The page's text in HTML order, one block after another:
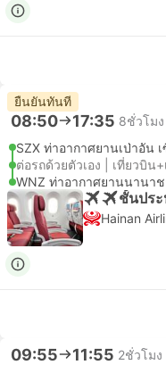
ยืนยันทันที
08:50 17:35 8ชั่วโม
SZX ท่าอากาศยานเป่าอัน
ต่อรถด้วยตัวเอง | เที่ยวบิน
WNZ ท่าอากาศยานนานา
ชั้นปร
Hainan
09:55 11:55 2ชั่วโมง